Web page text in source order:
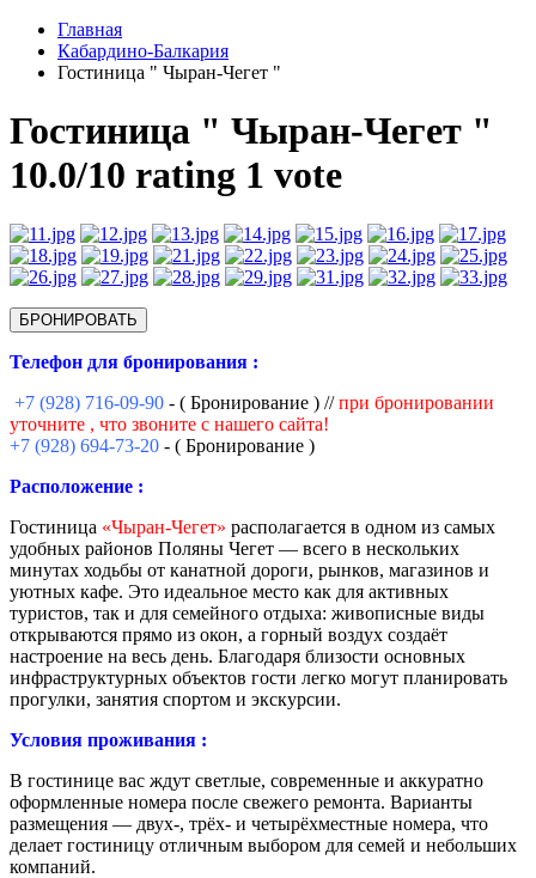
Главная
Кабардино-Балкария
Гостиница " Чыран-Чегет "
Гостиница " Чыран-Чегет "
10.0/10 rating 1 vote
БРОНИРОВАТЬ
Телефон для бронирования :
+7 (928) 716-09-90 - ( Бронирование ) //при бронировании
уточните , что звоните с нашего сайта!
+7 (928) 694-73-20 - ( Бронирование )
Расположение :
Гостиница «Чыран-Чегет» располагается в одном из самых
удобных районов Поляны Чегет — всего в нескольких
минутах ходьбы от канатной дороги, рынков, магазинов и
уютных кафе. Это идеальное место как для активных
туристов, так и для семейного отдыха: живописные виды
открываются прямо из окон, а горный воздух создаёт
настроение на весь день. Благодаря близости основных
инфраструктурных объектов гости легко могут планировать
прогулки, занятия спортом и экскурсии.
Условия проживания :
В гостинице вас ждут светлые, современные и аккуратно
оформленные номера после свежего ремонта. Варианты
размещения — двух-, трёх- и четырёхместные номера, что
делает гостиницу отличным выбором для семей и небольших
компаний.